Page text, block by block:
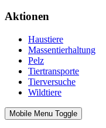
Aktionen
Haustiere
Massentierhaltung
Pelz
Tiertransporte
Tierversuche
Wildtiere
Mobile Menu Toggle